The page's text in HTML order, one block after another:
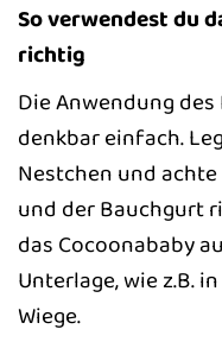
So verwendest du
richtig
Die Anwendung
denkbar einfach.
Nestchen und
und der Bauchgurt
das Cocoonababy
Unterlage, wie z.B.
Wiege.